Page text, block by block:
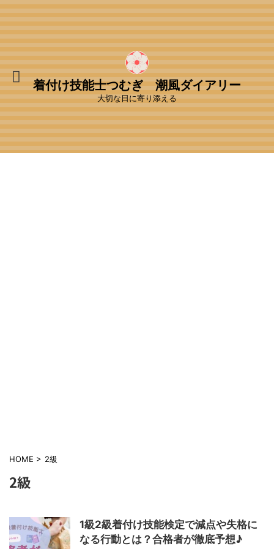
着付け技能士つむぎ 潮風ダイアリー
大切な日に寄り添える
HOME > 2級
2級
1級2級着付け技能検定で減点や失格に
なる行動とは？合格者が徹底予想♪